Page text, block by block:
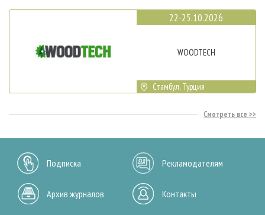
22-25.10.2026
WOODTECH
Стамбул, Турция
Смотреть все
Подписка Рекламодателям
Архив журналов Контакты